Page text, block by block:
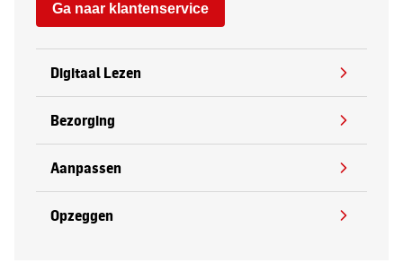
Ga naar klantenservice
Digitaal Lezen
Bezorging
Aanpassen
Opzeggen